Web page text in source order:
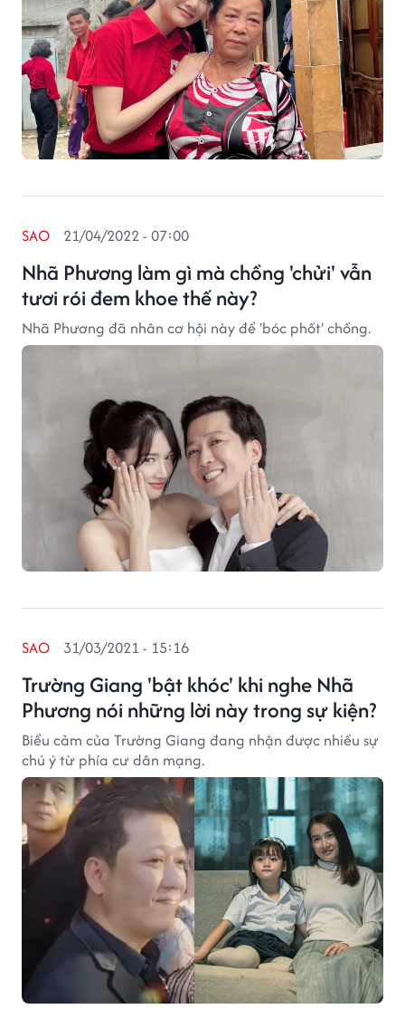
Nhã Phương làm gì mà chồng 'chửi' vẫn
tươi rói đem khoe thế này?
SAO 21/04/2022 - 07:00
Nhã Phương đã nhân cơ hội này để 'bóc phốt' chồng.
Trường Giang 'bật khóc' khi nghe Nhã
Phương nói những lời này trong sự kiện?
SAO 31/03/2021 - 15:16
Biểu cảm của Trường Giang đang nhận được nhiều sự
chú ý từ phía cư dân mạng.